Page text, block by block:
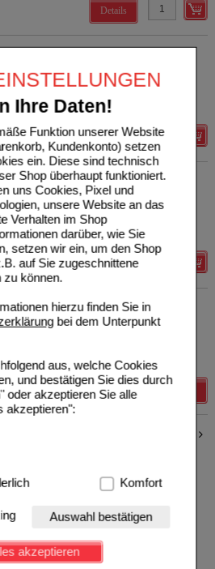
Ihre Daten!
Funktion unserer Website
Kundenkonto) setzen
ein. Diese sind technisch
Shop überhaupt funktioniert.
uns Cookies, Pixel und
unsere Website an das
Verhalten im Shop
darüber, wie Sie
setzen wir ein, um den Shop
auf Sie zugeschnittene
zu können.
hierzu finden Sie in
bei dem Unterpunkt
aus, welche Cookies
und bestätigen Sie dies durch
oder akzeptieren Sie alle
akzeptieren":
Hierbei handelt es sich um
(z.B. Navigation, Warenkorb,
auf diese nicht verzichtet
Komfort
Auswahl bestätigen
akzeptieren
Details
14,3x14,3 cm 90612
Unser Preis*
Details
5x5 cm 90110
Unser Preis*
Details